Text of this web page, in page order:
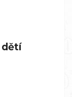
dětí